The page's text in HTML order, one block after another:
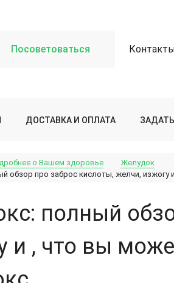
Посоветоваться
ДОСТАВКА И ОПЛАТА
о Вашем здоровье
Желудок
обзор про заброс кислоты, желчи,
полный
и , что вы